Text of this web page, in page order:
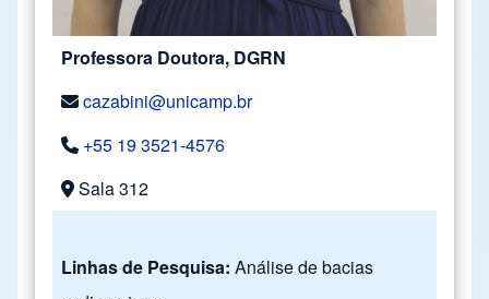
Professora Doutora, DGRN
cazabini@unicamp.br
+55 19 3521-4576
Sala 312
Linhas de Pesquisa: Análise de bacias